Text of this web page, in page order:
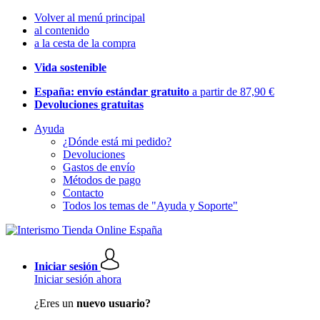
Volver al menú principal
al contenido
a la cesta de la compra
Vida sostenible
España: envío estándar gratuito a partir de 87,90 €
Devoluciones gratuitas
Ayuda
¿Dónde está mi pedido?
Devoluciones
Gastos de envío
Métodos de pago
Contacto
Todos los temas de "Ayuda y Soporte"
Iniciar sesión
Iniciar sesión ahora
¿Eres un nuevo usuario?